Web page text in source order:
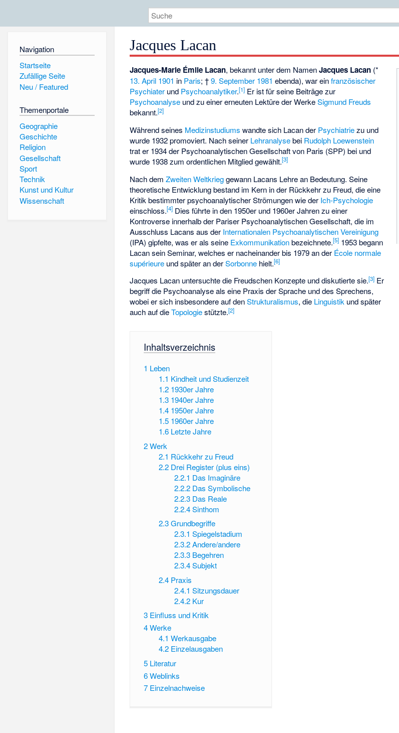
Navigation
Startseite
Zufällige Seite
Neu / Featured
Themenportale
Geographie
Geschichte
Religion
Gesellschaft
Sport
Technik
Kunst und Kultur
Wissenschaft
Jacques Lacan
Jacques-Marie Émile Lacan, bekannt unter dem NamenJacques Lacan (*
13. April 1901 in Paris; †9. September 1981 ebenda), war einfranzösischer
Psychiater und Psychoanalytiker.[1] Er ist für seine Beiträge zur
Psychoanalyse und zu einer erneuten Lektüre der WerkeSigmund Freuds
bekannt.[2]
Während seines Medizinstudiums wandte sich Lacan der Psychiatriezu und
wurde 1932 promoviert. Nach seiner Lehranalysebei Rudolph Loewenstein
trat er 1934 der Psychoanalytischen Gesellschaft von Paris (SPP) bei und
wurde 1938 zum ordentlichen Mitglied gewählt.[3]
Nach demZweiten Weltkrieggewann Lacans Lehre an Bedeutung. Seine
theoretische Entwicklung bestand im Kern in der Rückkehr zu Freud, die eine
Kritik bestimmter psychoanalytischer Strömungen wie der Ich-Psychologie
einschloss.[4] Dies führte in den 1950er und 1960er Jahren zu einer
Kontroverse innerhalb der Pariser Psychoanalytischen Gesellschaft, die im
Ausschluss Lacans aus der Internationalen Psychoanalytischen Vereinigung
(IPA) gipfelte, was er als seine Exkommunikationbezeichnete.[5] 1953 begann
Lacan sein Seminar, welches er nacheinander bis 1979 an der École normale
supérieure und später an derSorbonne hielt.[6]
Jacques Lacan untersuchte die Freudschen Konzepte und diskutierte sie.[3] Er
begriff die Psychoanalyse als eine Praxis der Sprache und des Sprechens,
wobei er sich insbesondere auf denStrukturalismus, die Linguistik und später
auch auf dieTopologiestützte.[2]
Inhaltsverzeichnis
1 Leben
1.1 Kindheit und Studienzeit
1.2 1930er Jahre
1.3 1940er Jahre
1.4 1950er Jahre
1.5 1960er Jahre
1.6 Letzte Jahre
2Werk
2.1 Rückkehr zu Freud
2.2 Drei Register (plus eins)
2.2.1 Das Imaginäre
2.2.2 Das Symbolische
2.2.3 Das Reale
2.2.4 Sinthom
2.3 Grundbegriffe
2.3.1 Spiegelstadium
2.3.2 Andere/andere
2.3.3 Begehren
2.3.4 Subjekt
2.4 Praxis
2.4.1 Sitzungsdauer
2.4.2 Kur
3 Einfluss und Kritik
4Werke
4.1 Werkausgabe
4.2 Einzelausgaben
5 Literatur
6Weblinks
7 Einzelnachweise